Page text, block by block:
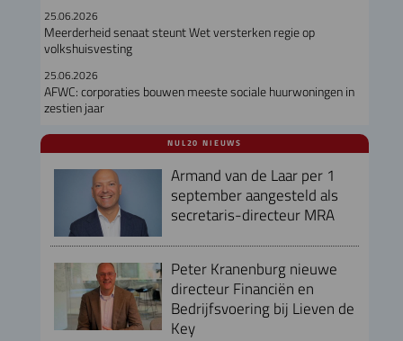
25.06.2026
Meerderheid senaat steunt Wet versterken regie op
volkshuisvesting
25.06.2026
AFWC: corporaties bouwen meeste sociale huurwoningen in
zestien jaar
NUL20 NIEUWS
Armand van de Laar per 1
september aangesteld als
secretaris-directeur MRA
Peter Kranenburg nieuwe
directeur Financiën en
Bedrijfsvoering bij Lieven de
Key